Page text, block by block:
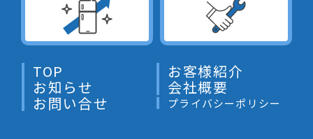
TOP お客様紹介
お知らせ 会社概要
お問い合せ プライバシーポリシー